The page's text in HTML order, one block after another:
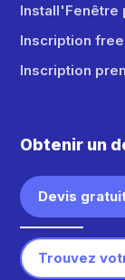
Install'Fenêtre
Inscription
Inscription
Obtenir un
Devis
Trouvez